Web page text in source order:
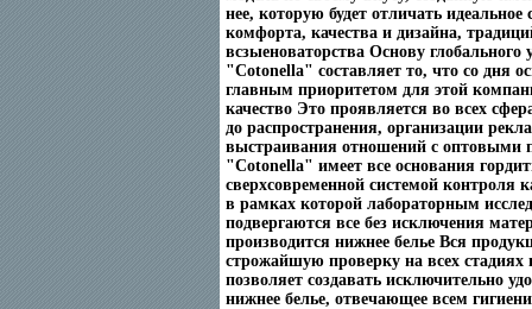
нее, которую будет отличать идеальное
комфорта, качества и дизайна,
всзыеноваторства Основу глобального
"Cotonella" составляет то, что со дня
главным приоритетом для этой
качество Это проявляется во всех
до распространения, организации
выстраивания отношений с оптовыми
"Cotonella" имеет все основания
сверхсовременной системой контроля
в рамках которой лабораторным
подвергаются все без исключения
производится нижнее белье Вся
строжайшую проверку на всех стадиях
позволяет создавать исключительно
нижнее белье, отвечающее всем